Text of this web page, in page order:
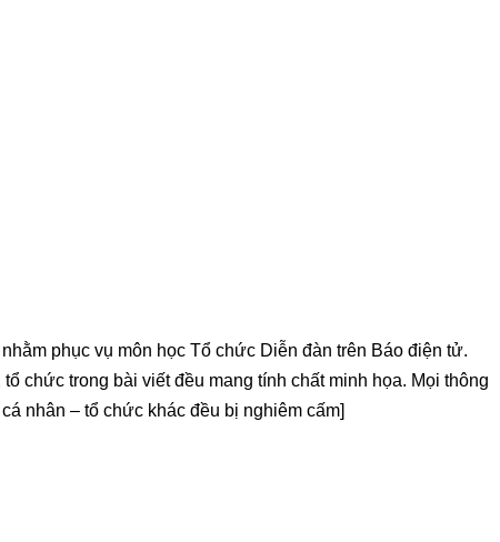
phục vụ môn học Tổ chức Diễn đàn trên Báo điện tử.
chức trong bài viết đều mang tính chất minh họa. Mọi thông
nhân – tổ chức khác đều bị nghiêm cấm]